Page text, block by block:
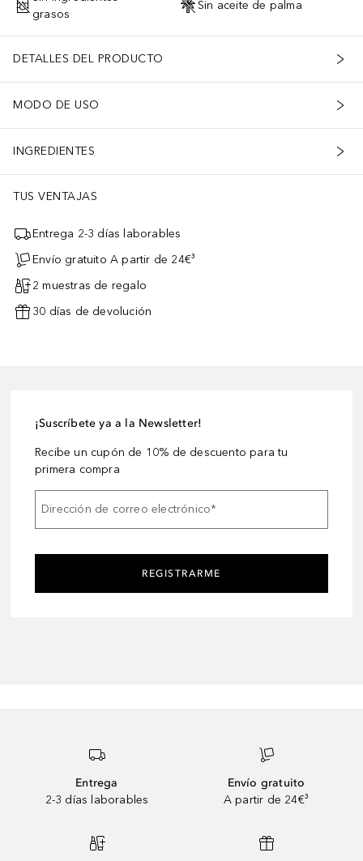
grasos
Sin aceite de palma
DETALLES DEL PRODUCTO
MODO DE USO
INGREDIENTES
TUS VENTAJAS
Entrega 2-3 días laborables
Envío gratuito A partir de 24€³
2 muestras de regalo
30 días de devolución
¡Suscríbete ya a la Newsletter!
Recibe un cupón de 10% de descuento para tu
primera compra
Dirección de correo electrónico*
REGISTRARME
Entrega
2-3 días laborables
Envío gratuito
A partir de 24€³